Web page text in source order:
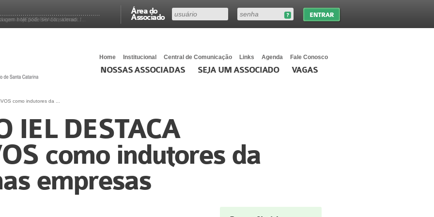
Área do
Associado
hoje pode ser considerad...
a MESSE BRASIL, a maior f...
Home Institucional Central de Comunicação Links Agenda Fale Conosco
NOSSAS ASSOCIADAS SEJA UM ASSOCIADO VAGAS
como indutores da ...
IEL DESTACA
como indutores da
empresas